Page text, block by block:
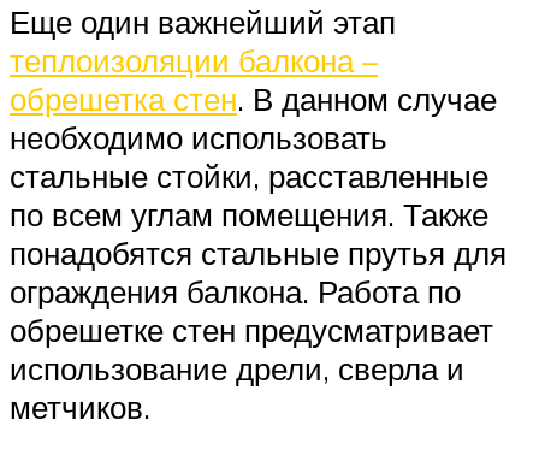
Еще один важнейший этап
теплоизоляции балкона –
обрешетка стен. В данном случае
необходимо использовать
стальные стойки, расставленные
по всем углам помещения. Также
понадобятся стальные прутья для
ограждения балкона. Работа по
обрешетке стен предусматривает
использование дрели, сверла и
метчиков.